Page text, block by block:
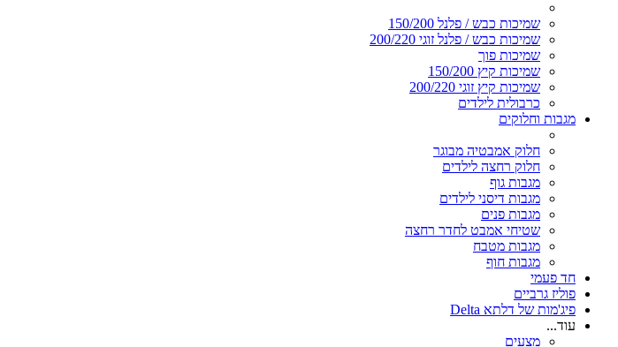
שמיכות כבש / פלנל 150/200
שמיכות כבש / פלנל זוגי 200/220
שמיכות פוך
שמיכות קיץ 150/200
שמיכות קיץ זוגי 200/220
כרבולית לילדים
מגבות וחלוקים
חלוק אמבטיה מבוגר
חלוק רחצה לילדים
מגבות גוף
מגבות דיסני לילדים
מגבות פנים
שטיחי אמבט לחדר רחצה
מגבות מטבח
מגבות חוף
חד פעמי
פוליז גרביים
פיג'מות של דלתא Delta
עוד...
מצעים